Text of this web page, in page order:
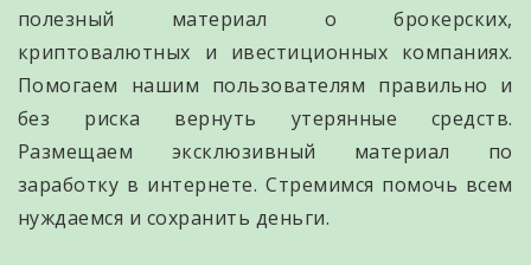
полезный материал о брокерских,
криптовалютных и ивестиционных компаниях.
Помогаем нашим пользователям правильно и
без риска вернуть утерянные средств.
Размещаем эксклюзивный материал по
заработку в интернете. Стремимся помочь всем
нуждаемся и сохранить деньги.